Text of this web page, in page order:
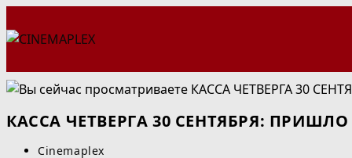
к
КАССА ЧЕТВЕРГА 30 СЕНТЯБРЯ:
Автор
Cinemaplex